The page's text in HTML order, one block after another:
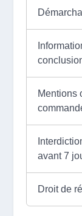
Mentions
avant 7
Droit de